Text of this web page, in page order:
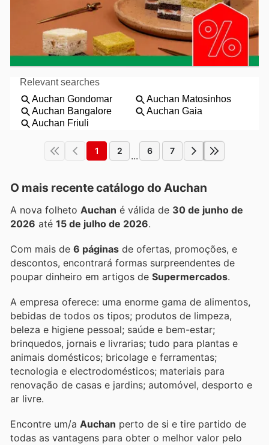
1 2 ... 6 7
O mais recente catálogo do Auchan
A nova folheto Auchan é válida de 30 de junho de
2026 até 15 de julho de 2026.
Com mais de 6 páginas de ofertas, promoções, e
descontos, encontrará formas surpreendentes de
poupar dinheiro em artigos de Supermercados.
A empresa oferece: uma enorme gama de alimentos,
bebidas de todos os tipos; produtos de limpeza,
beleza e higiene pessoal; saúde e bem-estar;
brinquedos, jornais e livrarias; tudo para plantas e
animais domésticos; bricolage e ferramentas;
tecnologia e electrodomésticos; materiais para
renovação de casas e jardins; automóvel, desporto e
ar livre.
Encontre um/a Auchan perto de si e tire partido de
todas as vantagens para obter o melhor valor pelo